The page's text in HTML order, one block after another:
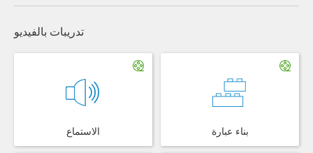
تدريبات بالفيديو
الاستماع بناء عبارة